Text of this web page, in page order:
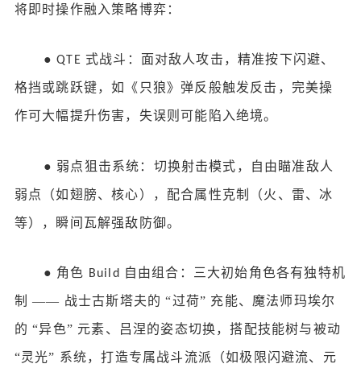
将即时操作融入策略博弈：
● QTE 式战斗：面对敌人攻击，精准按下闪避、
格挡或跳跃键，如《只狼》弹反般触发反击，完美操
作可大幅提升伤害，失误则可能陷入绝境。
● 弱点狙击系统：切换射击模式，自由瞄准敌人
弱点（如翅膀、核心），配合属性克制（火、雷、冰
等），瞬间瓦解强敌防御。
● 角色 Build 自由组合：三大初始角色各有独特机
制 —— 战士古斯塔夫的 “过荷” 充能、魔法师玛埃尔
的 “异色” 元素、吕涅的姿态切换，搭配技能树与被动
“灵光” 系统，打造专属战斗流派（如极限闪避流、元